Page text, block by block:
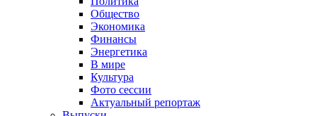
Общество
Экономика
Финансы
Энергетика
В мире
Культура
Фото сессии
Актуальный репортаж